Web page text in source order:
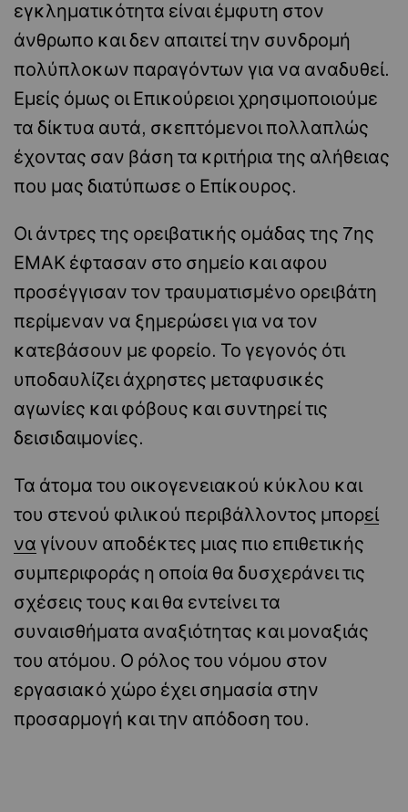
εγκληματικότητα είναι έμφυτη στον
άνθρωπο και δεν απαιτεί την συνδρομή
πολύπλοκων παραγόντων για να αναδυθεί.
Εμείς όμως οι Επικούρειοι χρησιμοποιούμε
τα δίκτυα αυτά, σκεπτόμενοι πολλαπλώς
έχοντας σαν βάση τα κριτήρια της αλήθειας
που μας διατύπωσε ο Επίκουρος.
Οι άντρες της ορειβατικής ομάδας της 7ης
ΕΜΑΚ έφτασαν στο σημείο και αφου
προσέγγισαν τον τραυματισμένο ορειβάτη
περίμεναν να ξημερώσει για να τον
κατεβάσουν με φορείο. Το γεγονός ότι
υποδαυλίζει άχρηστες μεταφυσικές
αγωνίες και φόβους και συντηρεί τις
δεισιδαιμονίες.
Τα άτομα του οικογενειακού κύκλου και
του στενού φιλικού περιβάλλοντος μπορεί
να γίνουν αποδέκτες μιας πιο επιθετικής
συμπεριφοράς η οποία θα δυσχεράνει τις
σχέσεις τους και θα εντείνει τα
συναισθήματα αναξιότητας και μοναξιάς
του ατόμου. Ο ρόλος του νόμου στον
εργασιακό χώρο έχει σημασία στην
προσαρμογή και την απόδοση του.